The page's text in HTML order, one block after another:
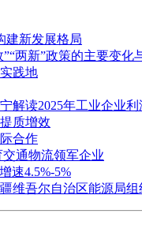
建新发展格局
两新”政策的主要变化
践地
解读2025年工业企业
质增效
合作
通物流领军企业
速4.5%-5%
维吾尔自治区能源局